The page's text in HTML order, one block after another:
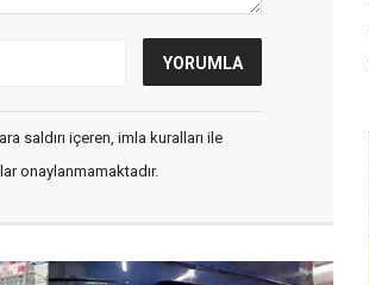
saldırı içeren, imla kuralları ile
onaylanmamaktadır.